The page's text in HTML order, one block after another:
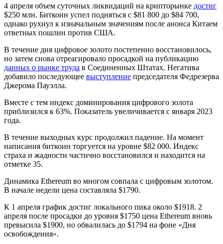
4 апреля объем суточных ликвидаций на крипторынке достиг
$250 млн. Биткоин успел подняться с $81 800 до $84 700,
однако рухнул к изначальным значениям после анонса Китаем
ответных пошлин против США.
В течение дня цифровое золото постепенно восстановилось,
но затем снова отреагировало просадкой на публикацию
данных о рынке труда в Соединенных Штатах. Негатива
добавило последующее выступление председателя Федрезерва
Джерома Пауэлла.
Вместе с тем индекс доминирования цифрового золота
приблизился к 63%. Показатель увеличивается с января 2023
года.
В течение выходных курс продолжил падение. На момент
написания биткоин торгуется на уровне $82 000. Индекс
страха и жадности частично восстановился и находится на
отметке 35.
Динамика Ethereum во многом совпала с цифровым золотом.
В начале недели цена составляла $1790.
К 1 апреля график достиг локального пика около $1918. 2
апреля после просадки до уровня $1750 цена Ethereum вновь
превысила $1900, но обвалилась до $1794 на фоне «Дня
освобождения».